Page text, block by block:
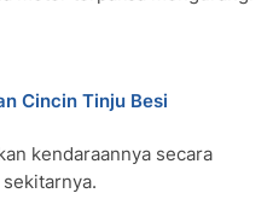
Cincin Tinju Besi
kendaraannya secara